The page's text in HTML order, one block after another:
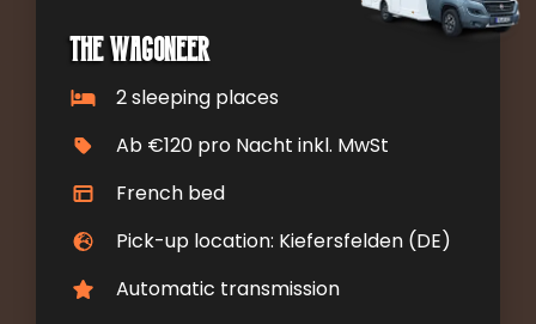
The Wagoneer
2 sleeping places
Ab €120 pro Nacht inkl. MwSt
French bed
Pick-up location: Kiefersfelden (DE)
Automatic transmission